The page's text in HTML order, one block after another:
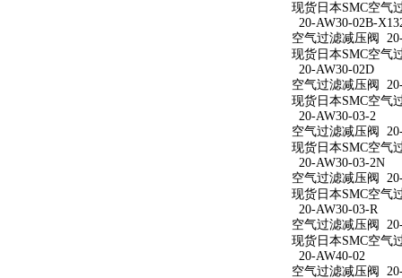
现货日本SMC空气
20-AW30-02B-
空气过滤减压阀
现货日本SMC空气
20-AW30-02D
空气过滤减压阀
现货日本SMC空气
20-AW30-03-2
空气过滤减压阀
现货日本SMC空气
20-AW30-03-2N
空气过滤减压阀
现货日本SMC空气
20-AW30-03-R
空气过滤减压阀
现货日本SMC空气
20-AW40-02
空气过滤减压阀